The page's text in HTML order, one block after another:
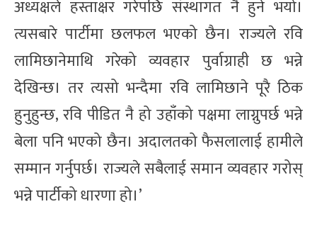
अध्यक्षले हस्ताक्षर गरेपछि संस्थागत नै हुने भयो।
त्यसबारे पार्टीमा छलफल भएको छैन। राज्यले रवि
लामिछानेमाथि गरेको व्यवहार पुर्वाग्राही छ भन्ने
देखिन्छ। तर त्यसो भन्दैमा रवि लामिछाने पूरै ठिक
हुनुहुन्छ, रवि पीडित नै हो उहाँको पक्षमा लाग्नुपर्छ भन्ने
बेला पनि भएको छैन। अदालतको फैसलालाई हामीले
सम्मान गर्नुपर्छ। राज्यले सबैलाई समान व्यवहार गरोस्
भन्ने पार्टीको धारणा हो।’